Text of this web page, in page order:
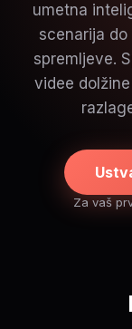
umetna
scenarija
spremljeve.
videe
Za vaš